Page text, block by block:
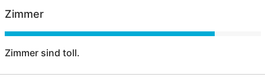
Zimmer
Zimmer sind toll.